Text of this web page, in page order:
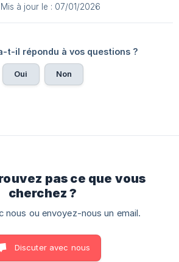
Mis à jour le : 07/01/2026
t-il répondu à vos questions ?
Oui Non
pas ce que vous
cherchez ?
nous ou envoyez-nous un email.
Discuter avec nous